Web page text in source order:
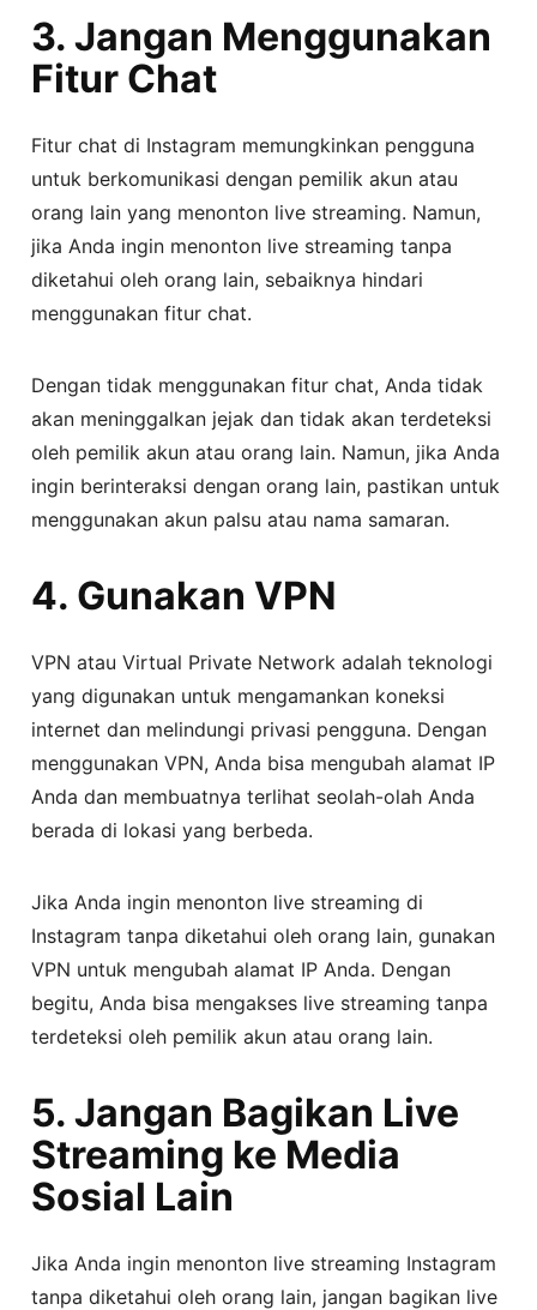
3. Jangan Menggunakan
Fitur Chat
Fitur chat di Instagram memungkinkan pengguna
untuk berkomunikasi dengan pemilik akun atau
orang lain yang menonton live streaming. Namun,
jika Anda ingin menonton live streaming tanpa
diketahui oleh orang lain, sebaiknya hindari
menggunakan fitur chat.
Dengan tidak menggunakan fitur chat, Anda tidak
akan meninggalkan jejak dan tidak akan terdeteksi
oleh pemilik akun atau orang lain. Namun, jika Anda
ingin berinteraksi dengan orang lain, pastikan untuk
menggunakan akun palsu atau nama samaran.
4. Gunakan VPN
VPN atau Virtual Private Network adalah teknologi
yang digunakan untuk mengamankan koneksi
internet dan melindungi privasi pengguna. Dengan
menggunakan VPN, Anda bisa mengubah alamat IP
Anda dan membuatnya terlihat seolah-olah Anda
berada di lokasi yang berbeda.
Jika Anda ingin menonton live streaming di
Instagram tanpa diketahui oleh orang lain, gunakan
VPN untuk mengubah alamat IP Anda. Dengan
begitu, Anda bisa mengakses live streaming tanpa
terdeteksi oleh pemilik akun atau orang lain.
5. Jangan Bagikan Live
Streaming ke Media
Sosial Lain
Jika Anda ingin menonton live streaming Instagram
tanpa diketahui oleh orang lain, jangan bagikan live